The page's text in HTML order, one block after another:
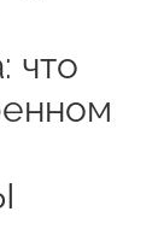
что